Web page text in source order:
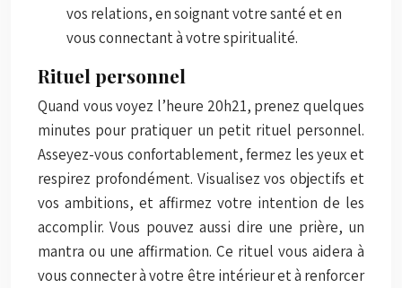
vos relations, en soignant votre santé et en
vous connectant à votre spiritualité.
Rituel personnel
Quand vous voyez l’heure 20h21, prenez quelques
minutes pour pratiquer un petit rituel personnel.
Asseyez-vous confortablement, fermez les yeux et
respirez profondément. Visualisez vos objectifs et
vos ambitions, et affirmez votre intention de les
accomplir. Vous pouvez aussi dire une prière, un
mantra ou une affirmation. Ce rituel vous aidera à
vous connecter à votre être intérieur et à renforcer